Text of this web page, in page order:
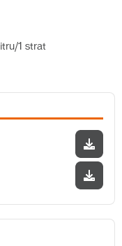
1 strat